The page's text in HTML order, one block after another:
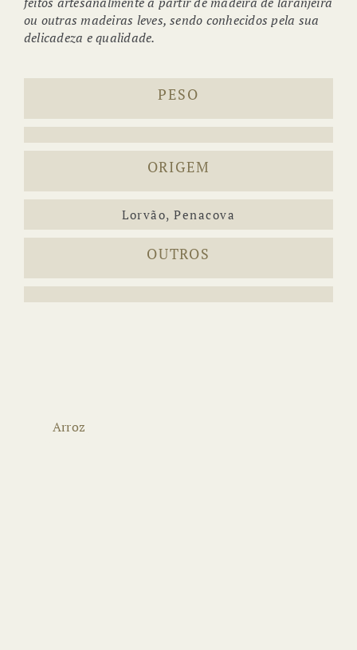
ou outras madeiras leves, sendo conhecidos pela sua
delicadeza e qualidade.
PESO
ORIGEM
Lorvão, Penacova
OUTROS
Arroz